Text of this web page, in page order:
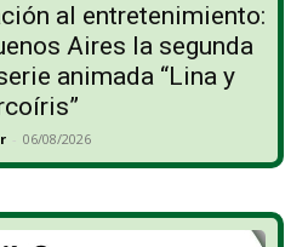
al entretenimiento:
Aires la segunda
animada “Lina y
- 06/08/2026